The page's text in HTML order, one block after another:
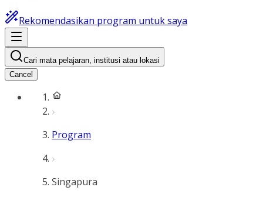
Rekomendasikan program untuk saya
Cari mata pelajaran, institusi atau lokasi
Cancel
Program
Singapura